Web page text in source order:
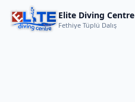
Elite Diving Centre
Fethiye Tüplü Dalış